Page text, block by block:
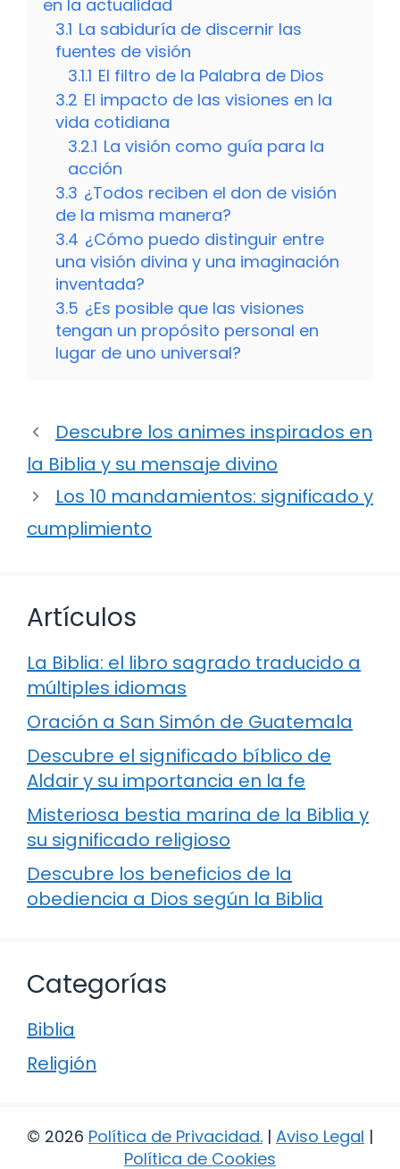
en la actualidad
3.1 La sabiduría de discernir las
fuentes de visión
3.1.1 El filtro de la Palabra de Dios
3.2 El impacto de las visiones en la
vida cotidiana
3.2.1 La visión como guía para la
acción
3.3 ¿Todos reciben el don de visión
de la misma manera?
3.4 ¿Cómo puedo distinguir entre
una visión divina y una imaginación
inventada?
3.5 ¿Es posible que las visiones
tengan un propósito personal en
lugar de uno universal?
Descubre los animes inspirados en
la Biblia y su mensaje divino
Los 10 mandamientos: significado y
cumplimiento
Artículos
La Biblia: el libro sagrado traducido a
múltiples idiomas
Oración a San Simón de Guatemala
Descubre el significado bíblico de
Aldair y su importancia en la fe
Misteriosa bestia marina de la Biblia y
su significado religioso
Descubre los beneficios de la
obediencia a Dios según la Biblia
Categorías
Biblia
Religión
© 2026 Política de Privacidad. | Aviso Legal |
Política de Cookies